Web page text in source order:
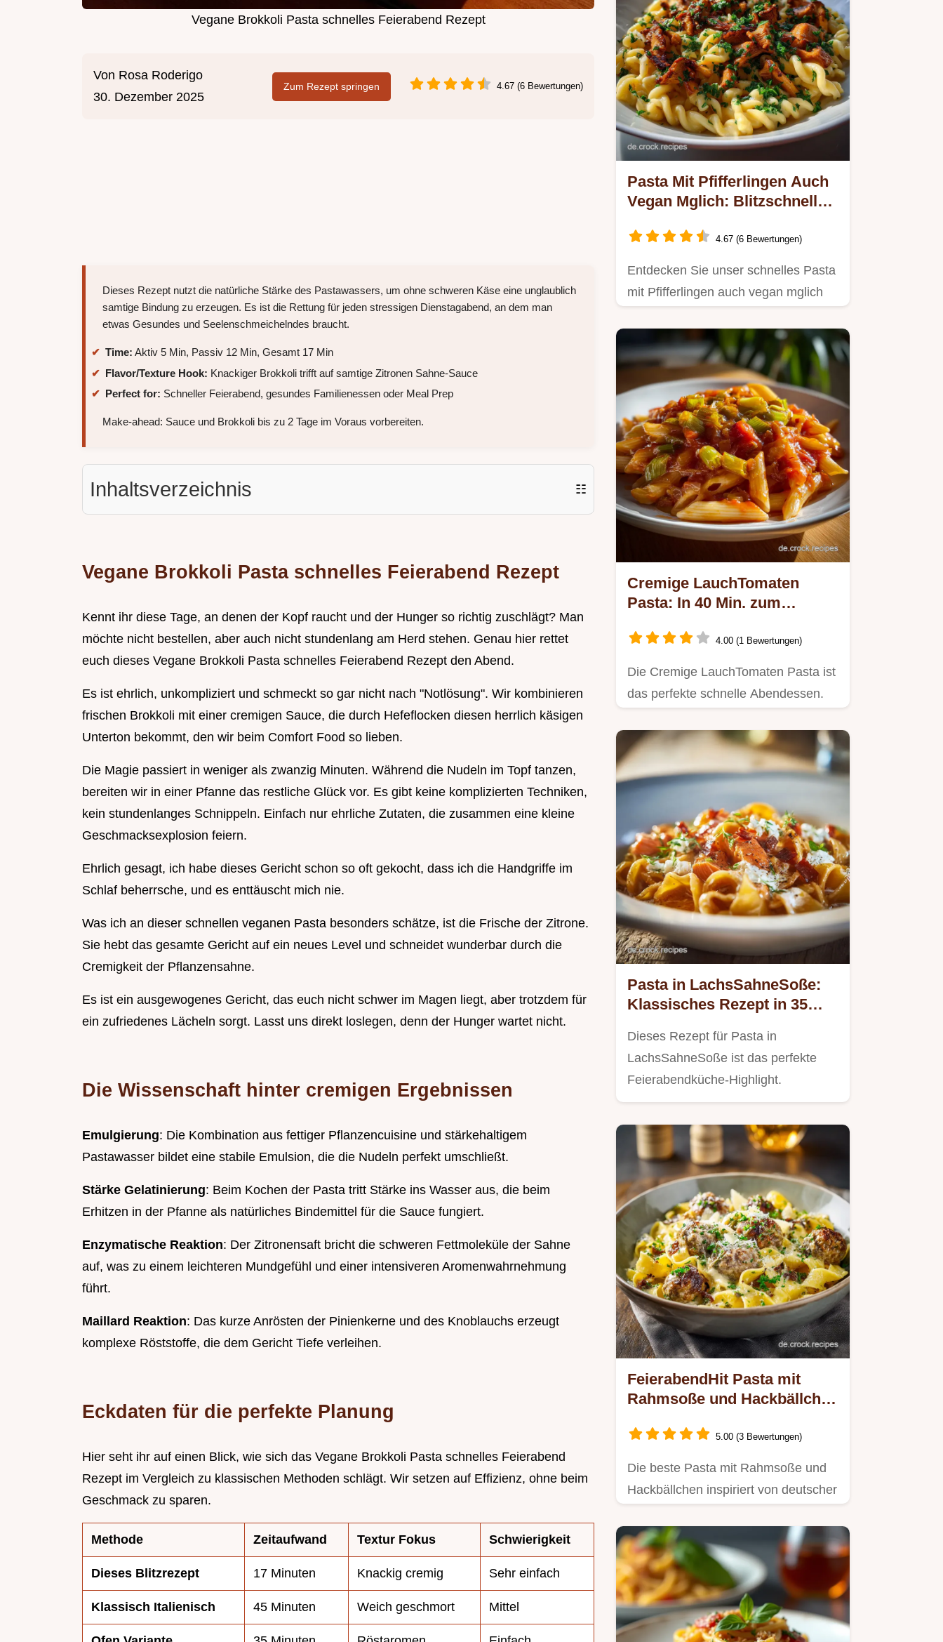
Vegane Brokkoli Pasta schnelles Feierabend Rezept
Von Rosa Roderigo
30. Dezember 2025
Zum Rezept springen 4.67 (6 Bewertungen)
Dieses Rezept nutzt die natürliche Stärke des Pastawassers, um ohne schweren Käse eine unglaublich
samtige Bindung zu erzeugen. Es ist die Rettung für jeden stressigen Dienstagabend, an dem man
etwas Gesundes und Seelenschmeichelndes braucht.
Time: Aktiv 5 Min, Passiv 12 Min, Gesamt 17 Min
Flavor/Texture Hook: Knackiger Brokkoli trifft auf samtige Zitronen Sahne-Sauce
Perfect for: Schneller Feierabend, gesundes Familienessen oder Meal Prep
Make-ahead: Sauce und Brokkoli bis zu 2 Tage im Voraus vorbereiten.
Inhaltsverzeichnis ☷
Vegane Brokkoli Pasta schnelles Feierabend Rezept
Kennt ihr diese Tage, an denen der Kopf raucht und der Hunger so richtig zuschlägt? Man
möchte nicht bestellen, aber auch nicht stundenlang am Herd stehen. Genau hier rettet
euch dieses Vegane Brokkoli Pasta schnelles Feierabend Rezept den Abend.
Es ist ehrlich, unkompliziert und schmeckt so gar nicht nach "Notlösung". Wir kombinieren
frischen Brokkoli mit einer cremigen Sauce, die durch Hefeflocken diesen herrlich käsigen
Unterton bekommt, den wir beim Comfort Food so lieben.
Die Magie passiert in weniger als zwanzig Minuten. Während die Nudeln im Topf tanzen,
bereiten wir in einer Pfanne das restliche Glück vor. Es gibt keine komplizierten Techniken,
kein stundenlanges Schnippeln. Einfach nur ehrliche Zutaten, die zusammen eine kleine
Geschmacksexplosion feiern.
Ehrlich gesagt, ich habe dieses Gericht schon so oft gekocht, dass ich die Handgriffe im
Schlaf beherrsche, und es enttäuscht mich nie.
Was ich an dieser schnellen veganen Pasta besonders schätze, ist die Frische der Zitrone.
Sie hebt das gesamte Gericht auf ein neues Level und schneidet wunderbar durch die
Cremigkeit der Pflanzensahne.
Es ist ein ausgewogenes Gericht, das euch nicht schwer im Magen liegt, aber trotzdem für
ein zufriedenes Lächeln sorgt. Lasst uns direkt loslegen, denn der Hunger wartet nicht.
Die Wissenschaft hinter cremigen Ergebnissen
Emulgierung: Die Kombination aus fettiger Pflanzencuisine und stärkehaltigem
Pastawasser bildet eine stabile Emulsion, die die Nudeln perfekt umschließt.
Stärke Gelatinierung: Beim Kochen der Pasta tritt Stärke ins Wasser aus, die beim
Erhitzen in der Pfanne als natürliches Bindemittel für die Sauce fungiert.
Enzymatische Reaktion: Der Zitronensaft bricht die schweren Fettmoleküle der Sahne
auf, was zu einem leichteren Mundgefühl und einer intensiveren Aromenwahrnehmung
führt.
Maillard Reaktion: Das kurze Anrösten der Pinienkerne und des Knoblauchs erzeugt
komplexe Röststoffe, die dem Gericht Tiefe verleihen.
Eckdaten für die perfekte Planung
Hier seht ihr auf einen Blick, wie sich das Vegane Brokkoli Pasta schnelles Feierabend
Rezept im Vergleich zu klassischen Methoden schlägt. Wir setzen auf Effizienz, ohne beim
Geschmack zu sparen.
Methode Zeitaufwand Textur Fokus Schwierigkeit
Dieses Blitzrezept 17 Minuten Knackig cremig Sehr einfach
Klassisch Italienisch 45 Minuten Weich geschmort Mittel
Pasta Mit Pfifferlingen Auch
Vegan Mglich: Blitzschnell
4.67 (6 Bewertungen)
Entdecken Sie unser schnelles Pasta
mit Pfifferlingen auch vegan mglich
Cremige LauchTomaten
Pasta: In 40 Min. zum
4.00 (1 Bewertungen)
Die Cremige LauchTomaten Pasta ist
das perfekte schnelle Abendessen.
Pasta in LachsSahneSoße:
Klassisches Rezept in 35
Dieses Rezept für Pasta in
LachsSahneSoße ist das perfekte
Feierabendküche-Highlight.
FeierabendHit Pasta mit
Rahmsoße und Hackbällchen
5.00 (3 Bewertungen)
Die beste Pasta mit Rahmsoße und
Hackbällchen inspiriert von deutscher